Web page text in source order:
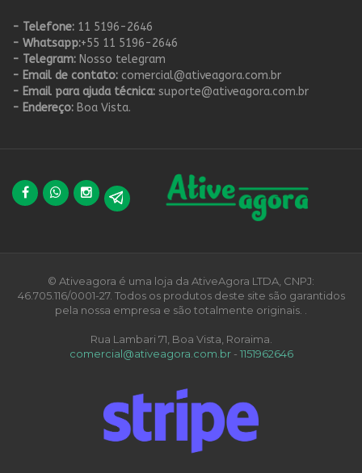
- Telefone: 11 5196-2646
- Whatsapp:+55 11 5196-2646
- Telegram: Nosso telegram
- Email de contato: comercial@ativeagora.com.br
- Email para ajuda técnica: suporte@ativeagora.com.br
- Endereço: Boa Vista.
© Ativeagora é uma loja da AtiveAgora LTDA, CNPJ:
46.705.116/0001-27. Todos os produtos deste site são garantidos
pela nossa empresa e são totalmente originais. .
Rua Lambari 71, Boa Vista, Roraima.
comercial@ativeagora.com.br- 1151962646